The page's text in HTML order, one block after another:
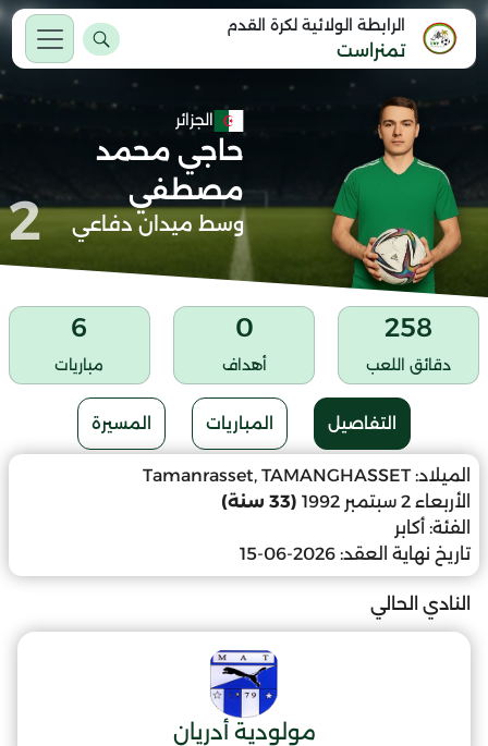
الرابطة الولائية لكرة القدم
تمنراست
الجزائر
حاجي محمد
مصطفي
وسط ميدان دفاعي 2
258
دقائق اللعب
0
أهداف
6
مباريات
التفاصيل المباريات المسيرة
الميلاد: Tamanrasset, TAMANGHASSET
الأربعاء 2 سبتمبر 1992
(33 سنة)
الفئة: أكابر
تاريخ نهاية العقد: 2026-06-15
النادي الحالي
مولودية أدريان